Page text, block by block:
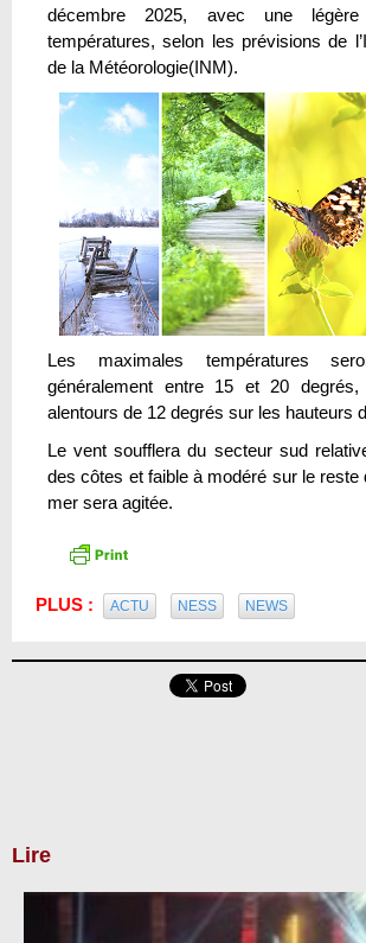
décembre 2025, avec une
températures, selon les prévisions de
de la Météorologie(INM).
Les maximales températures
généralement entre 15 et 20
alentours de 12 degrés sur les hauteurs
Le vent soufflera du secteur sud
des côtes et faible à modéré sur le reste
mer sera agitée.
PLUS : ACTU NESS NEWS
Lire